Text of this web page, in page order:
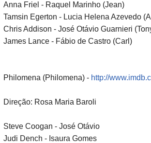
Anna Friel - Raquel Marinho (Jean)
Tamsin Egerton - Lucia Helena Azevedo
Chris Addison - José Otávio Guarnieri
James Lance - Fábio de Castro (Carl)
Philomena (Philomena) - http://
Direção: Rosa Maria Baroli
Steve Coogan - José Otávio
Judi Dench - Isaura Gomes